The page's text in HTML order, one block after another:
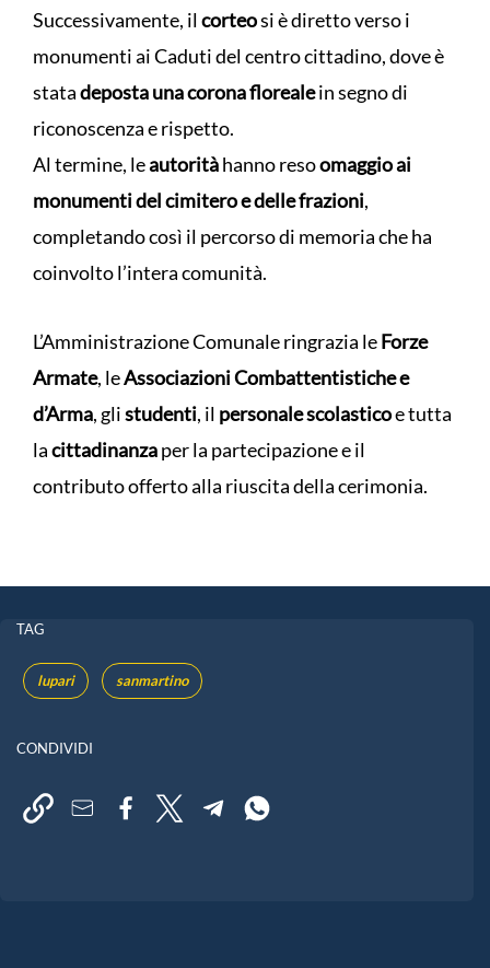
Successivamente, ilcorteosi è diretto verso i
monumenti ai Caduti del centro cittadino, dove è
statadeposta una corona florealein segno di
riconoscenza e rispetto.
Al termine, leautoritàhanno resoomaggio ai
monumenti del cimitero e delle frazioni,
completando così il percorso di memoria che ha
coinvolto l’intera comunità.
L’Amministrazione Comunale ringrazia leForze
Armate, leAssociazioni Combattentistiche e
d’Arma, glistudenti, il personale scolasticoe tutta
lacittadinanzaper la partecipazione e il
contributo offerto alla riuscita della cerimonia.
TAG
lupari sanmartino
CONDIVIDI